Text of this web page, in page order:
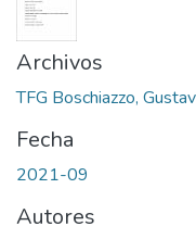
Archivos
TFG Boschiazzo,
Fecha
2021-09
Autores